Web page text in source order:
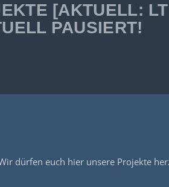
[AKTUELL:
PAUSIERT!
dürfen euch hier unsere Projekte